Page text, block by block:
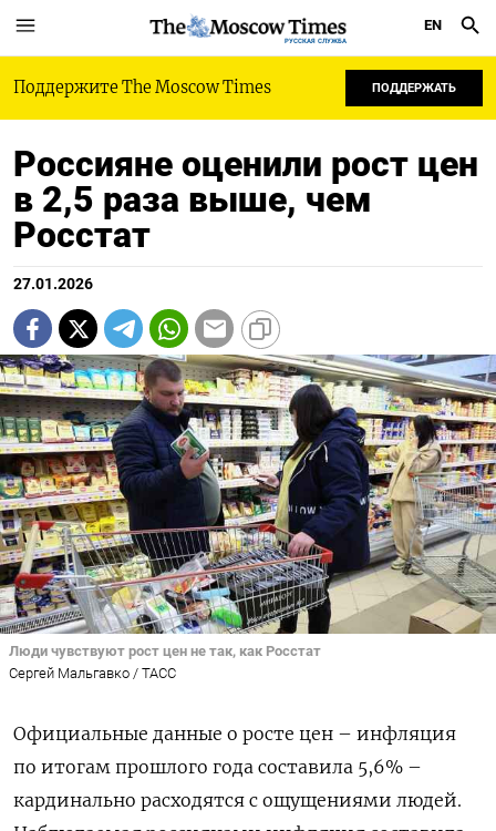
РУССКАЯ СЛУЖБА
EN
Поддержите The Moscow Times ПОДДЕРЖАТЬ
Россияне оценили рост цен
в 2,5 раза выше, чем
Росстат
27.01.2026
Люди чувствуют рост цен не так, как Росстат
Сергей Мальгавко / ТАСС
Официальные данные о росте цен – инфляция
по итогам прошлого года составила 5,6% –
кардинально расходятся с ощущениями людей.